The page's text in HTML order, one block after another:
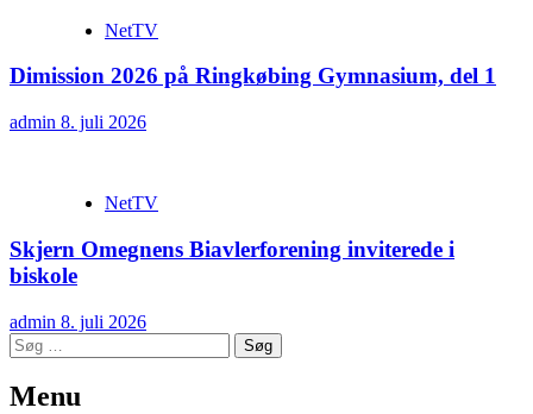
NetTV
Dimission 2026 på Ringkøbing Gymnasium, del 1
admin 8. juli 2026
NetTV
Skjern Omegnens Biavlerforening inviterede i
biskole
admin 8. juli 2026
Søg
efter:
Menu